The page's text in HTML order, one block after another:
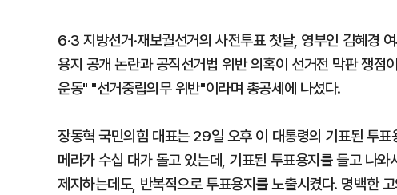
6·3 지방선거·재보궐선거의 사전투표 첫날, 영부인 김혜경
용지 공개 논란과 공직선거법 위반 의혹이 선거전 막판 쟁
운동" "선거중립의무 위반"이라며 총공세에 나섰다.
장동혁 국민의힘 대표는 29일 오후 이 대통령의 기표된 투
메라가 수십 대가 돌고 있는데, 기표된 투표용지를 들고 나
제지하는데도, 반복적으로 투표용지를 노출시켰다. 명백한